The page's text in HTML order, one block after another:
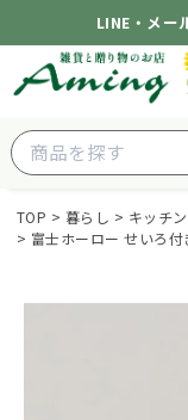
LINE・メー
TOP 暮らし キッチ
富士ホーロー せいろ